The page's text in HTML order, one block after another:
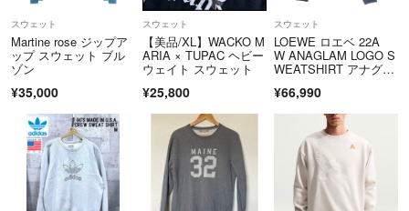
スウェット
Martine rose ジップア
ップ スウェット ブル
ゾン
¥35,000
スウェット
【美品/XL】WACKO M
ARIA × TUPAC ヘビー
ウェイト スウェット
¥25,800
スウェット
LOEWE ロエベ 22A
W ANAGLAM LOGO S
WEATSHIRT アナグラ
ウェットトレーナー ブ
ラック
¥66,990